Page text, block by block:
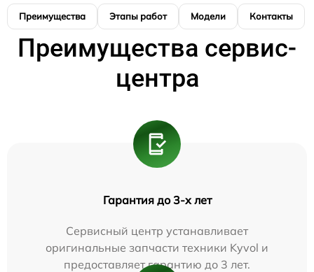
Преимущества Этапы работ Модели Контакты
Преимущества сервис-
центра
Гарантия до 3-х лет
Сервисный центр устанавливает
оригинальные запчасти техники Kyvol и
предоставляет гарантию до 3 лет.